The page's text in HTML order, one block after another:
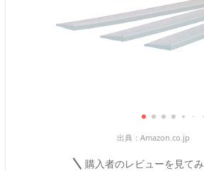
出典： Amazon.co.jp
購入者のレビューを見てみ